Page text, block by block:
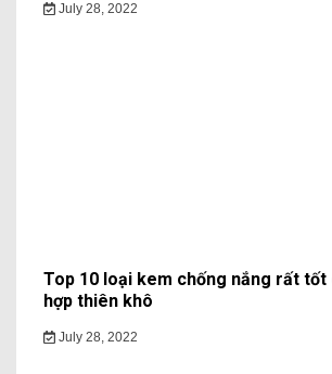
July 28, 2022
Top 10 loại kem chống nắng rất tốt
hợp thiên khô
July 28, 2022